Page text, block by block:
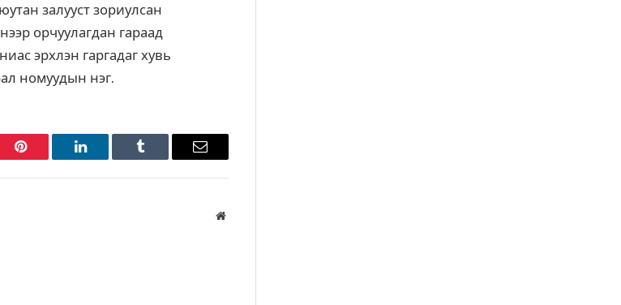
залууст зориулсан
орчуулагдан гараад
эрхлэн гаргадаг хувь
номуудын нэг.
Pinterest LinkedIn Tumblr Имэйл
Вэбсайт